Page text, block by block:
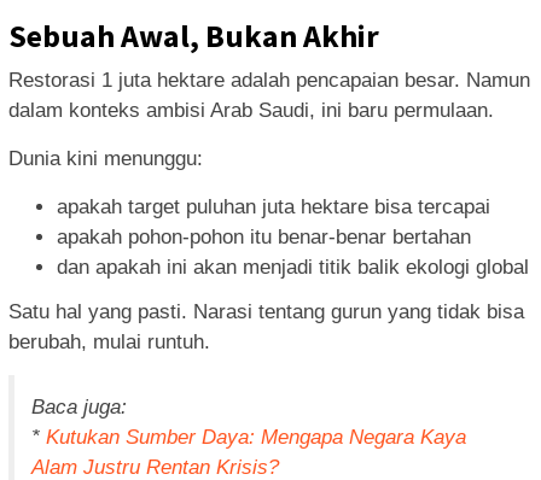
Sebuah Awal, Bukan Akhir
Restorasi 1 juta hektare adalah pencapaian besar. Namun
dalam konteks ambisi Arab Saudi, ini baru permulaan.
Dunia kini menunggu:
apakah target puluhan juta hektare bisa tercapai
apakah pohon-pohon itu benar-benar bertahan
dan apakah ini akan menjadi titik balik ekologi global
Satu hal yang pasti. Narasi tentang gurun yang tidak bisa
berubah, mulai runtuh.
Baca juga:
* Kutukan Sumber Daya: Mengapa Negara Kaya
Alam Justru Rentan Krisis?